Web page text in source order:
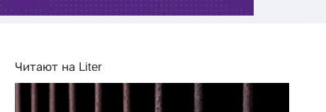
Читают на Liter